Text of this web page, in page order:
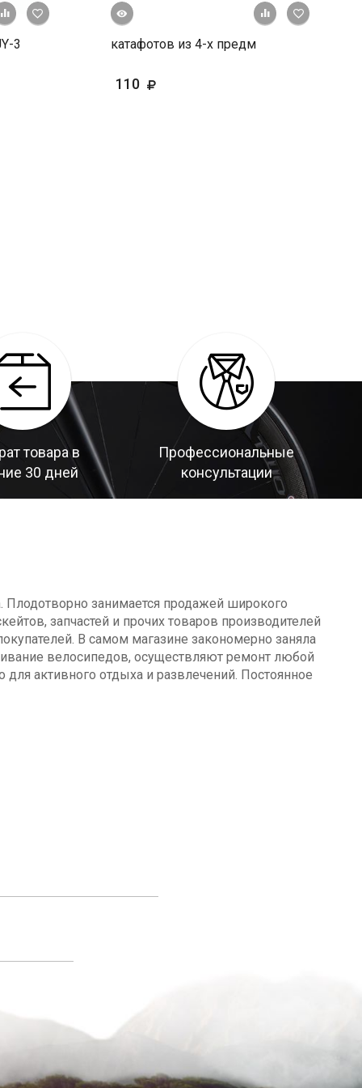
+ К сравнению
В избранное
3
+ К
просмотр
катафотов из 4-х предм
110
товара в
30 дней
Профессиональные
консультации
Плодотворно занимается продажей широкого
запчастей и прочих товаров производителей
В самом магазине закономерно заняла
велосипедов, осуществляют ремонт любой
для активного отдыха и развлечений. Постоянное